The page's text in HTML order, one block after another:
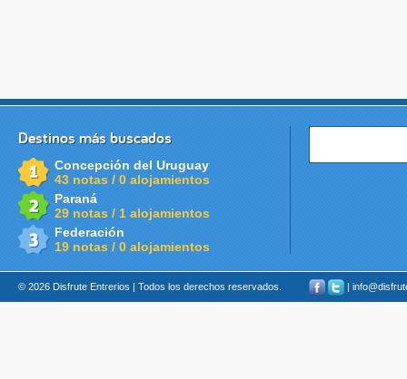
Destinos más buscados
Concepción del Uruguay
43 notas / 0 alojamientos
Paraná
29 notas / 1 alojamientos
Federación
19 notas / 0 alojamientos
© 2026 Disfrute Entrerios | Todos los derechos reservados. |